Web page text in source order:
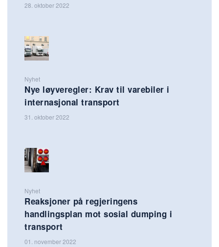
28. oktober 2022
Nyhet
Nye løyveregler: Krav til varebiler i
internasjonal transport
31. oktober 2022
Nyhet
Reaksjoner på regjeringens
handlingsplan mot sosial dumping i
transport
01. november 2022